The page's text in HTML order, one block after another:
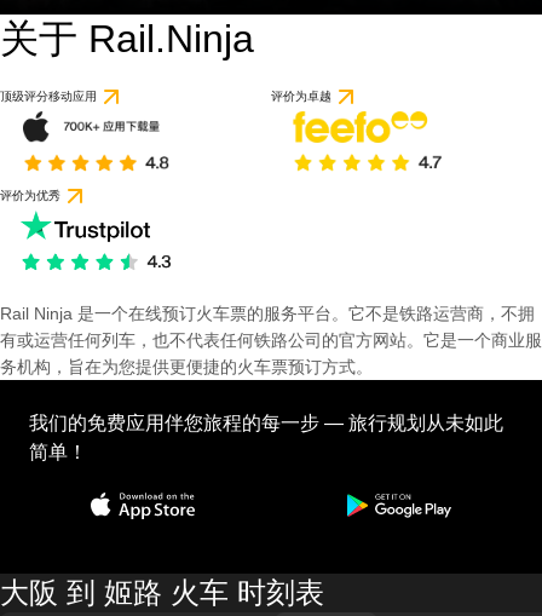
关于 Rail.Ninja
顶级评分移动应用 评价为卓越
评价为优秀
Rail Ninja 是一个在线预订火车票的服务平台。它不是铁路运营商，不拥
有或运营任何列车，也不代表任何铁路公司的官方网站。它是一个商业服
务机构，旨在为您提供更便捷的火车票预订方式。
我们的免费应用伴您旅程的每一步 — 旅行规划从未如此
简单！
大阪 到 姬路 火车 时刻表